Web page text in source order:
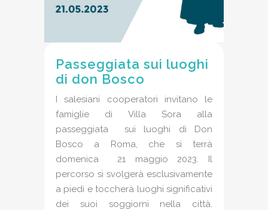
Passeggiata sui luoghi
di don Bosco
I salesiani cooperatori invitano le
famiglie di Villa Sora alla
passeggiata sui luoghi di Don
Bosco a Roma, che si terrà
domenica 21 maggio 2023. Il
percorso si svolgerà esclusivamente
a piedi e toccherà luoghi significativi
dei suoi soggiorni nella città.